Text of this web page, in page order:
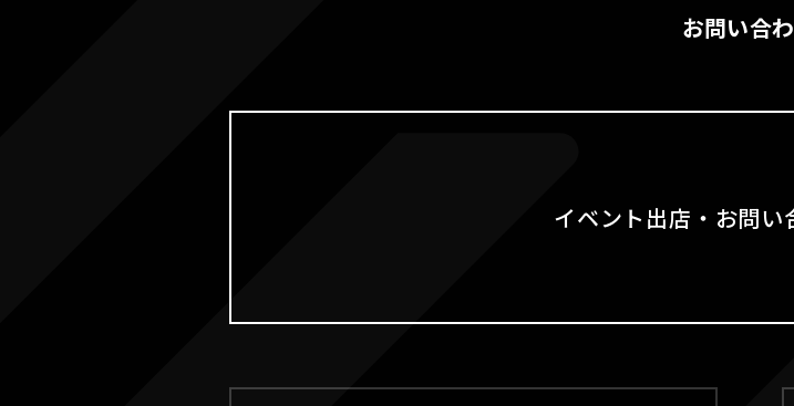
お問い合
イベント出店・お問い